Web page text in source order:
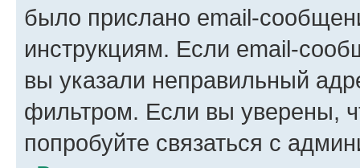
было прислано email-
инструкциям. Если email-
вы указали неправильный
фильтром. Если вы уверены,
попробуйте связаться с